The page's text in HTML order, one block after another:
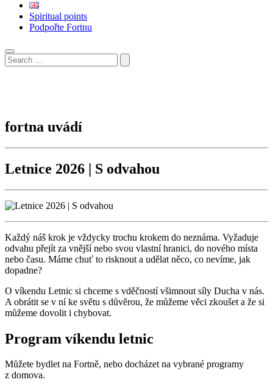
Spiritual points
Podpořte Fortnu
fortna uvádí
Letnice 2026 | S odvahou
Každý náš krok je vždycky trochu krokem do neznáma. Vyžaduje
odvahu přejít za vnější nebo svou vlastní hranici, do nového místa
nebo času. Máme chuť to risknout a udělat něco, co nevíme, jak
dopadne?
O víkendu Letnic si chceme s vděčností všimnout síly Ducha v nás.
A obrátit se v ní ke světu s důvěrou, že můžeme věci zkoušet a že si
můžeme dovolit i chybovat.
Program víkendu letnic
Můžete bydlet na Fortně, nebo docházet na vybrané programy
z domova.